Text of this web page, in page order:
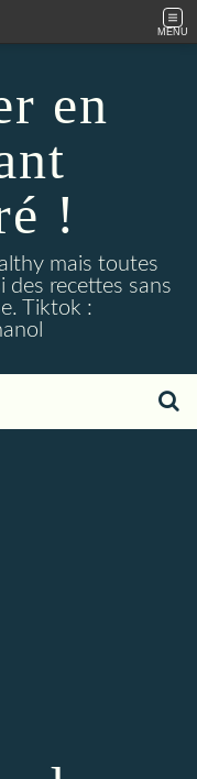
MENU
en
!
mais toutes
des recettes sans
Tiktok :